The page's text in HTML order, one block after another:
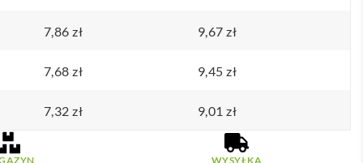
7,86zł 9,67zł
7,68zł 9,45zł
7,32zł 9,01zł
WYSYŁKA